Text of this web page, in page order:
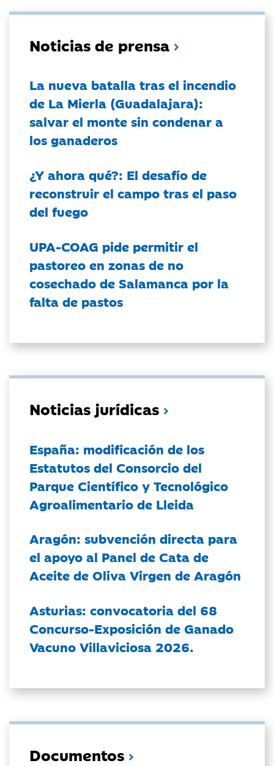
Noticias de prensa
La nueva batalla tras el incendio
de La Mierla (Guadalajara):
salvar el monte sin condenar a
los ganaderos
¿Y ahora qué?: El desafío de
reconstruir el campo tras el paso
del fuego
UPA-COAG pide permitir el
pastoreo en zonas de no
cosechado de Salamanca por la
falta de pastos
Noticias jurídicas
España: modificación de los
Estatutos del Consorcio del
Parque Científico y Tecnológico
Agroalimentario de Lleida
Aragón: subvención directa para
el apoyo al Panel de Cata de
Aceite de Oliva Virgen de Aragón
Asturias: convocatoria del 68
Concurso-Exposición de Ganado
Vacuno Villaviciosa 2026.
Documentos